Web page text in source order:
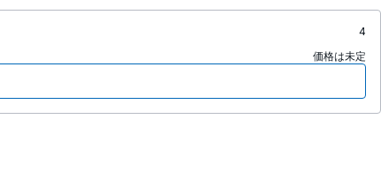
4
価格は未定